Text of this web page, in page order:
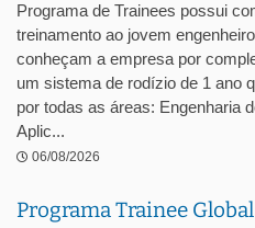
Programa de Trainees possui
treinamento ao jovem
conheçam a empresa por
um sistema de rodízio de 1 ano
por todas as áreas: Engenharia
Aplic...
06/08/2026
Programa Trainee